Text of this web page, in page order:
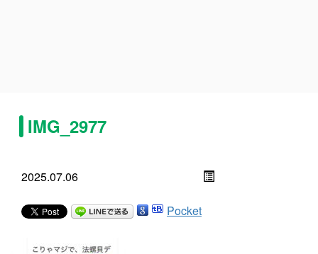
IMG_2977
2025.07.06
Pocket